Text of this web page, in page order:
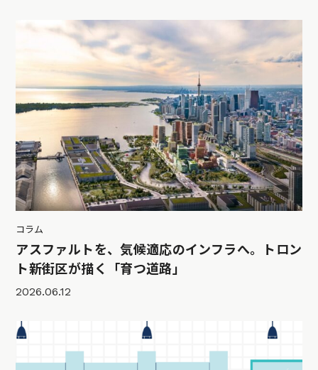
コラム
アスファルトを、気候適応のインフラへ。トロン
ト新街区が描く「育つ道路」
2026.06.12